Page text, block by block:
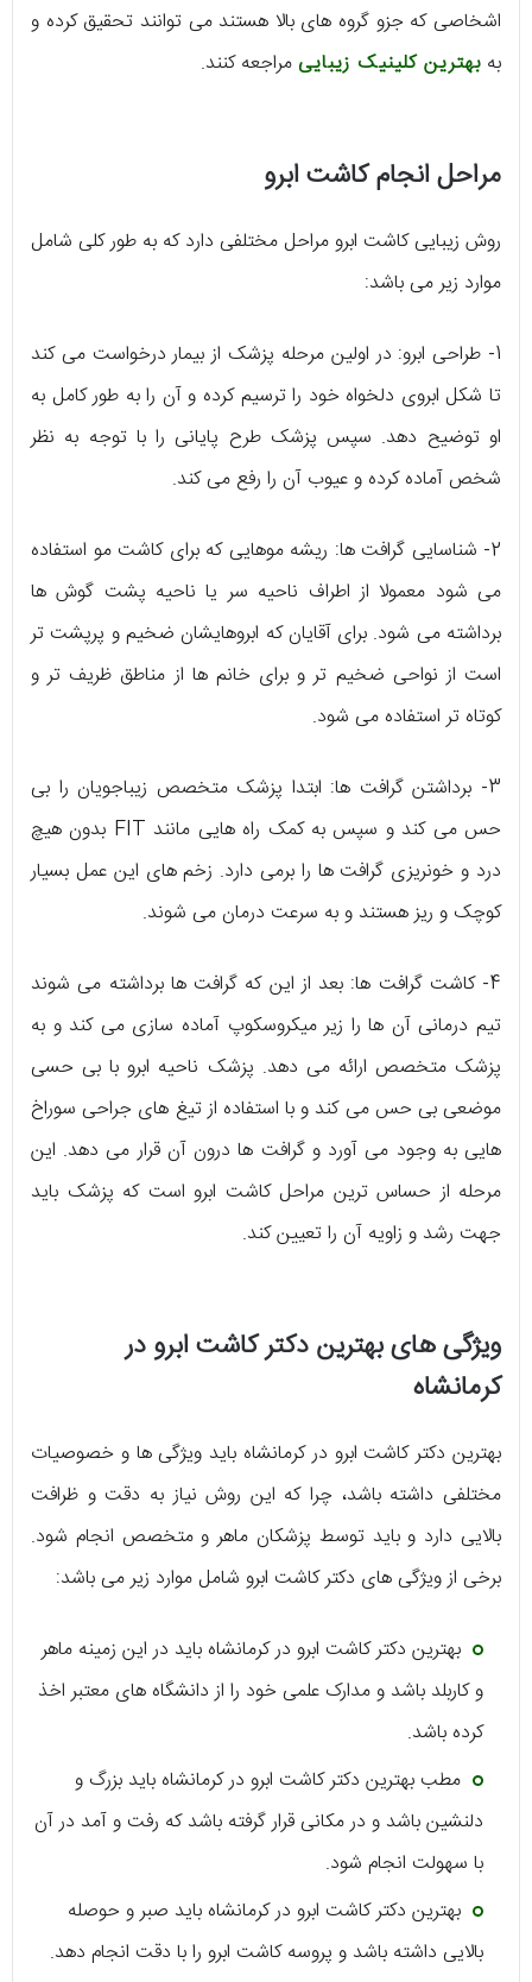
اشخاصی که جزو گروه های بالا هستند می توانند تحقیق کرده و
به بهترین کلینیک زیباییمراجعه کنند.
مراحل انجام کاشت ابرو
روش زیبایی کاشت ابرو مراحل مختلفی دارد که به طور کلی شامل
موارد زیر می باشد:
1- طراحی ابرو: در اولین مرحله پزشک از بیمار درخواست می کند
تا شکل ابروی دلخواه خود را ترسیم کرده و آن را به طور کامل به
او توضیح دهد. سپس پزشک طرح پایانی را با توجه به نظر
شخص آماده کرده و عیوب آن را رفع می کند.
2- شناسایی گرافت ها: ریشه موهایی که برای کاشت مو استفاده
می شود معمولا از اطراف ناحیه سر یا ناحیه پشت گوش ها
برداشته می شود. برای آقایان که ابروهایشان ضخیم و پرپشت تر
است از نواحی ضخیم تر و برای خانم ها از مناطق ظریف تر و
کوتاه تر استفاده می شود.
3- برداشتن گرافت ها: ابتدا پزشک متخصص زیباجویان را بی
حس می کند و سپس به کمک راه هایی مانند FIT بدون هیچ
درد و خونریزی گرافت ها را برمی دارد. زخم های این عمل بسیار
کوچک و ریز هستند و به سرعت درمان می شوند.
4- کاشت گرافت ها: بعد از این که گرافت ها برداشته می شوند
تیم درمانی آن ها را زیر میکروسکوپ آماده سازی می کند و به
پزشک متخصص ارائه می دهد. پزشک ناحیه ابرو با بی حسی
موضعی بی حس می کند و با استفاده از تیغ های جراحی سوراخ
هایی به وجود می آورد و گرافت ها درون آن قرار می دهد. این
مرحله از حساس ترین مراحل کاشت ابرو است که پزشک باید
جهت رشد و زاویه آن را تعیین کند.
ویژگی های بهترین دکتر کاشت ابرو در
کرمانشاه
بهترین دکتر کاشت ابرو در کرمانشاه باید ویژگی ها و خصوصیات
مختلفی داشته باشد، چرا که این روش نیاز به دقت و ظرافت
بالایی دارد و باید توسط پزشکان ماهر و متخصص انجام شود.
برخی از ویژگی های دکتر کاشت ابرو شامل موارد زیر می باشد:
بهترین دکتر کاشت ابرو در کرمانشاه باید در این زمینه ماهر
و کاربلد باشد و مدارک علمی خود را از دانشگاه های معتبر اخذ
کرده باشد.
مطب بهترین دکتر کاشت ابرو در کرمانشاه باید بزرگ و
دلنشین باشد و در مکانی قرار گرفته باشد که رفت و آمد در آن
با سهولت انجام شود.
بهترین دکتر کاشت ابرو در کرمانشاه باید صبر و حوصله
بالایی داشته باشد و پروسه کاشت ابرو را با دقت انجام دهد.